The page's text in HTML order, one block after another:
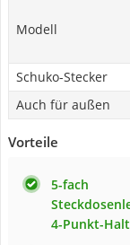
Modell
Schuko-Stecker
Auch für außen
Vorteile
5-fach
4-Punkt-